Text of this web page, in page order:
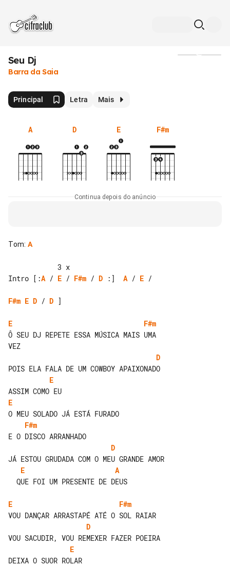
Seu Dj
Barra da Saia
Principal Letra Mais
A D E F#m
Continua depois do anúncio
Tom: A
Intro [:A / E / F#m / D :] A / E /
F#m E D / D ]
E
F#m
Ô SEU DJ REPETE ESSA MÚSICA MAIS UMA
D
E
E
F#m
D
E
A
E
F#m
D
E